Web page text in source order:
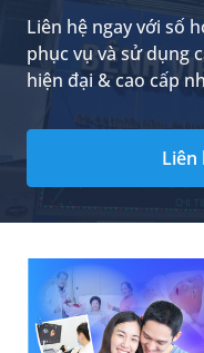
Liên hệ ngay với số
phục vụ và sử dụng
hiện đại & cao cấp
Liên